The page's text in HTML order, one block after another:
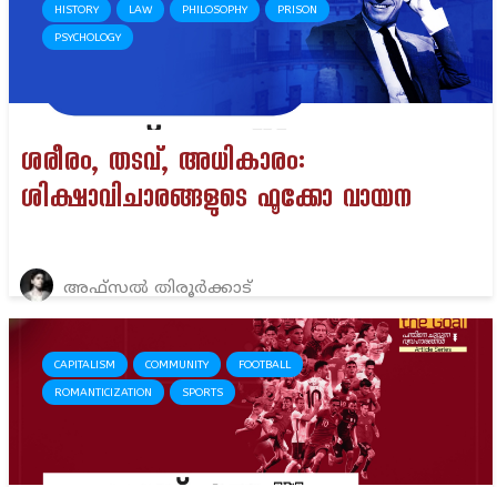
HISTORY LAW PHILOSOPHY PRISON
PSYCHOLOGY
ശരീരം, തടവ്, അധികാരം:
ശിക്ഷാവിചാരങ്ങളുടെ ഫൂക്കോ വായന
അഫ്സൽ തിരൂർക്കാട്
CAPITALISM COMMUNITY FOOTBALL
ROMANTICIZATION SPORTS